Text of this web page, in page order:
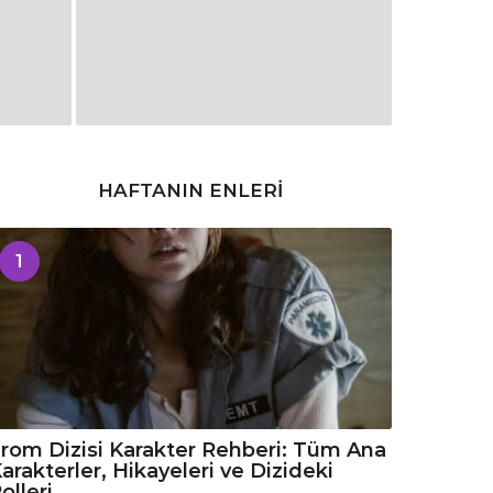
HAFTANIN ENLERI
1
Dizisi Karakter Rehberi: Tüm Ana
Hikayeleri ve Dizideki